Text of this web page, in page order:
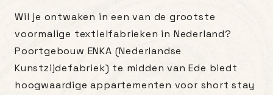
Wil je ontwaken in een van de grootste
voormalige textielfabrieken in Nederland?
Poortgebouw ENKA (Nederlandse
Kunstzijdefabriek) te midden van Ede biedt
hoogwaardige appartementen voor short stay